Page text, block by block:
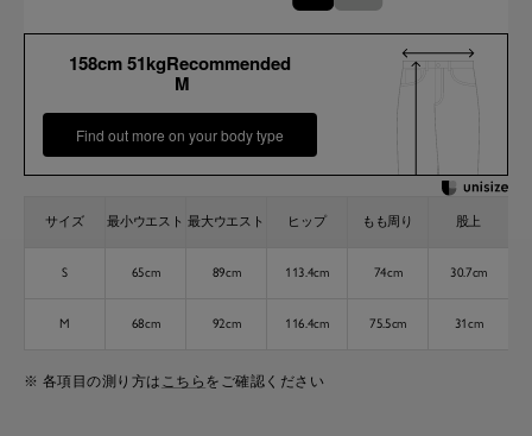
158cm 51kgRecommended
M
Find out more on your body type
サイズ 最小ウエスト 最大ウエスト ヒップ もも周り 股上
S 65cm 89cm 113.4cm 74cm 30.7cm
M 68cm 92cm 116.4cm 75.5cm 31cm
※ 各項目の測り方は こちら をご確認ください